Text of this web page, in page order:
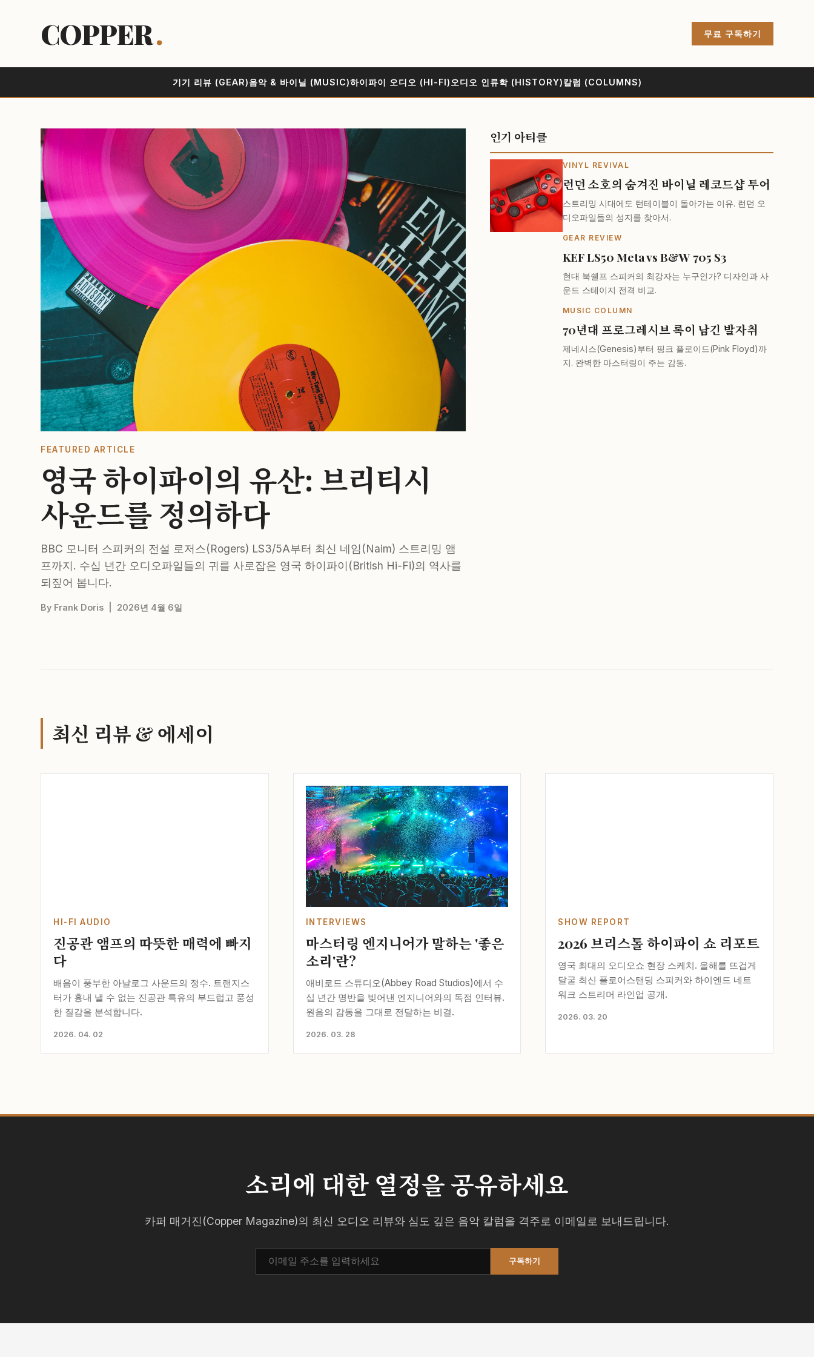
COPPER. 무료 구독하기
기기 리뷰 (GEAR)음악 & 바이닐 (MUSIC)하이파이 오디오 (HI-FI) 오디오 인류학 (HISTORY)칼럼 (COLUMNS)
FEATURED ARTICLE
영국 하이파이의 유산: 브리티시
사운드를 정의하다
BBC 모니터 스피커의 전설 로저스(Rogers) LS3/5A부터 최신 네임(Naim) 스트리밍 앰
프까지. 수십 년간 오디오파일들의 귀를 사로잡은 영국 하이파이(British Hi-Fi)의 역사를
되짚어 봅니다.
By Frank Doris | 2026년 4월 6일
인기 아티클
VINYL REVIVAL
런던 소호의 숨겨진 바이닐 레코드샵 투어
스트리밍 시대에도 턴테이블이 돌아가는 이유. 런던 오
디오파일들의 성지를 찾아서.
GEAR REVIEW
KEF LS50 Meta vs B&W 705 S3
현대 북쉘프 스피커의 최강자는 누구인가? 디자인과 사
운드 스테이지 전격 비교.
MUSIC COLUMN
70년대 프로그레시브 록이 남긴 발자취
제네시스(Genesis)부터 핑크 플로이드(Pink Floyd)까
지. 완벽한 마스터링이 주는 감동.
최신 리뷰 & 에세이
HI-FI AUDIO
진공관 앰프의 따뜻한 매력에 빠지
다
배음이 풍부한 아날로그 사운드의 정수. 트랜지스
터가 흉내 낼 수 없는 진공관 특유의 부드럽고 풍성
한 질감을 분석합니다.
2026. 04. 02
INTERVIEWS
마스터링 엔지니어가 말하는 '좋은
소리'란?
애비로드 스튜디오(Abbey Road Studios)에서 수
십 년간 명반을 빚어낸 엔지니어와의 독점 인터뷰.
원음의 감동을 그대로 전달하는 비결.
2026. 03. 28
SHOW REPORT
2026 브리스톨 하이파이 쇼 리포트
영국 최대의 오디오쇼 현장 스케치. 올해를 뜨겁게
달굴 최신 플로어스탠딩 스피커와 하이엔드 네트
워크 스트리머 라인업 공개.
2026. 03. 20
소리에 대한 열정을 공유하세요
카퍼 매거진(Copper Magazine)의 최신 오디오 리뷰와 심도 깊은 음악 칼럼을 격주로 이메일로 보내드립니다.
구독하기